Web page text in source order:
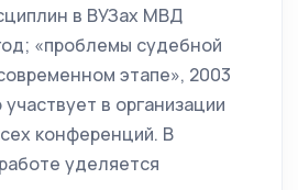
в ВУЗах МВД
«проблемы судебной
этапе», 2003
в организации
конференций. В
уделяется